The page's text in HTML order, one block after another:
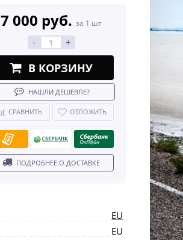
7 000 руб. за 1 шт
- +
В КОРЗИНУ
НАШЛИ ДЕШЕВЛЕ?
СРАВНИТЬ ОТЛОЖИТЬ
ПОДРОБНЕЕ О ДОСТАВКЕ
EU
EU